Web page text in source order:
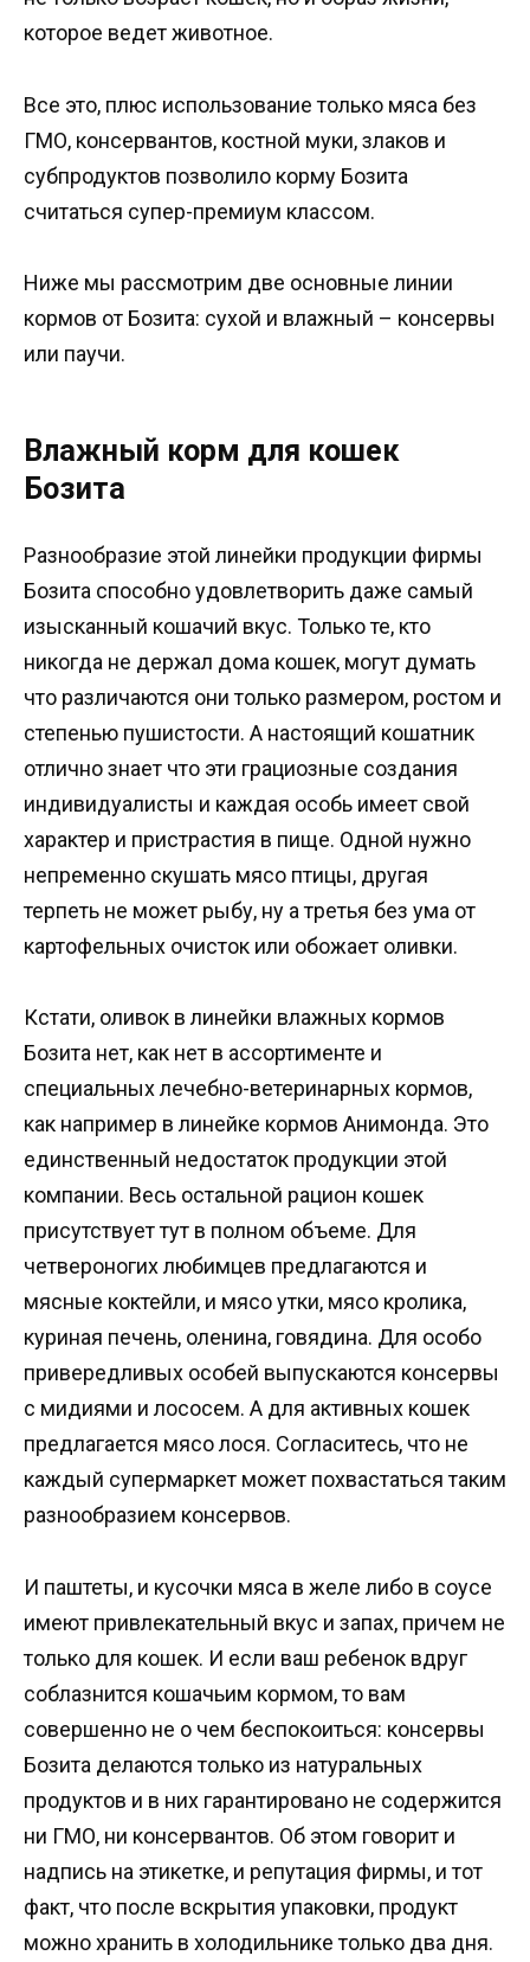
которое ведет животное.
Все это, плюс использование только мяса без
ГМО, консервантов, костной муки, злаков и
субпродуктов позволило корму Бозита
считаться супер-премиум классом.
Ниже мы рассмотрим две основные линии
кормов от Бозита: сухой и влажный – консервы
или паучи.
Влажный корм для кошек
Бозита
Разнообразие этой линейки продукции фирмы
Бозита способно удовлетворить даже самый
изысканный кошачий вкус. Только те, кто
никогда не держал дома кошек, могут думать
что различаются они только размером, ростом и
степенью пушистости. А настоящий кошатник
отлично знает что эти грациозные создания
индивидуалисты и каждая особь имеет свой
характер и пристрастия в пище. Одной нужно
непременно скушать мясо птицы, другая
терпеть не может рыбу, ну а третья без ума от
картофельных очисток или обожает оливки.
Кстати, оливок в линейки влажных кормов
Бозита нет, как нет в ассортименте и
специальных лечебно-ветеринарных кормов,
как например в линейке кормов Анимонда. Это
единственный недостаток продукции этой
компании. Весь остальной рацион кошек
присутствует тут в полном объеме. Для
четвероногих любимцев предлагаются и
мясные коктейли, и мясо утки, мясо кролика,
куриная печень, оленина, говядина. Для особо
привередливых особей выпускаются консервы
с мидиями и лососем. А для активных кошек
предлагается мясо лося. Согласитесь, что не
каждый супермаркет может похвастаться таким
разнообразием консервов.
И паштеты, и кусочки мяса в желе либо в соусе
имеют привлекательный вкус и запах, причем не
только для кошек. И если ваш ребенок вдруг
соблазнится кошачьим кормом, то вам
совершенно не о чем беспокоиться: консервы
Бозита делаются только из натуральных
продуктов и в них гарантировано не содержится
ни ГМО, ни консервантов. Об этом говорит и
надпись на этикетке, и репутация фирмы, и тот
факт, что после вскрытия упаковки, продукт
можно хранить в холодильнике только два дня.